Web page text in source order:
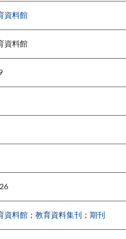
資料館
資料館
資料館 ； 教育資料集刊 ； 期刊